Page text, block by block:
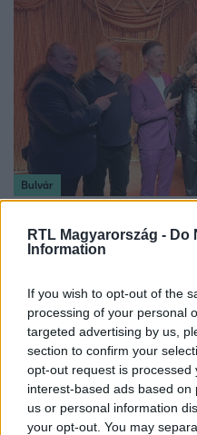
RTL Magyarország - Do
Information
If you wish to opt-out of the
processing of your personal
targeted advertising by us,
section to confirm your
opt-out request is processed
interest-based ads based
us or personal information
your opt-out. You may
Bulvár
Zámbó Árpy nem
Jimmyről készült
képet, ahogyan ő emlékszik